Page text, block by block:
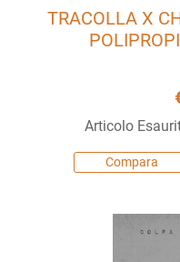
TRACOLLA X
Articolo
Compara